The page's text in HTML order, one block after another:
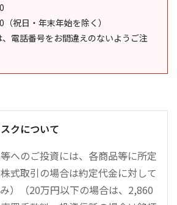
祝日・年末年始を除く）
電話番号をお間違えのないようご注
クについて
へのご投資には、各商品等に所定
式取引の場合は約定代金に対して
）（20万円以下の場合は、2,860